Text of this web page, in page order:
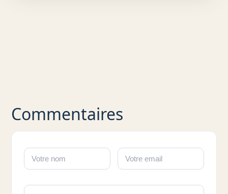
Commentaires